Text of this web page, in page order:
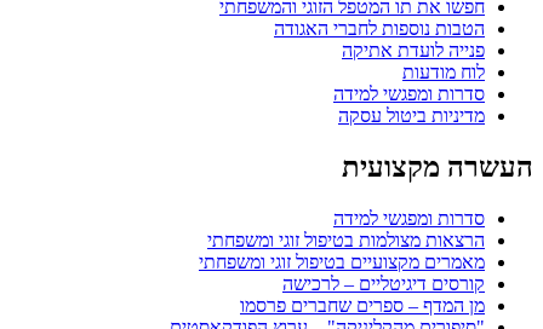
חפשו את תו המטפל הזוגי והמשפחתי
הטבות נוספות לחברי האגודה
פנייה לועדת אתיקה
לוח מודעות
סדרות ומפגשי למידה
מדיניות ביטול עסקה
העשרה מקצועית
סדרות ומפגשי למידה
הרצאות מצולמות בטיפול זוגי ומשפחתי
מאמרים מקצועיים בטיפול זוגי ומשפחתי
קורסים דיגיטליים – לרכישה
מן המדף – ספרים שחברים פרסמו